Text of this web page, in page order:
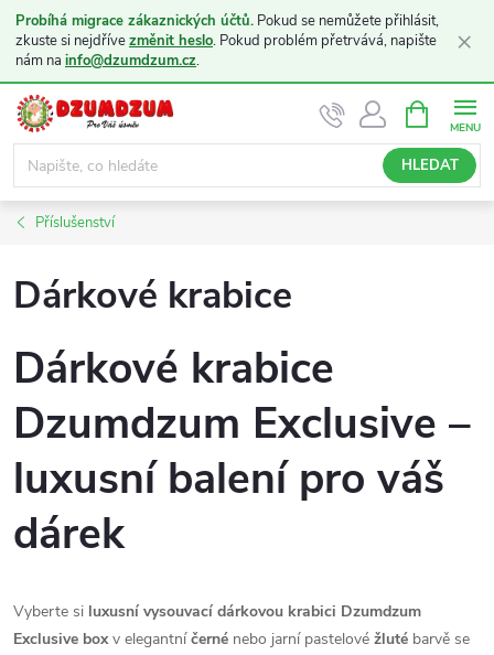
Probíhá migrace zákaznických účtů. Pokud se nemůžete přihlásit,
zkuste si nejdřívezměnit heslo. Pokud problém přetrvává, napište
nám na info@dzumdzum.cz.
×
Přejít
obsah
HLEDAT
NÁKUPNÍ
KOŠÍK
Příslušenství
Dárkové krabice
Dárkové krabice
Dzumdzum Exclusive –
luxusní balení pro váš
dárek
Vyberte si luxusní vysouvací dárkovou krabici Dzumdzum
Exclusive boxv elegantníčerné nebo jarní pastelové žluté barvě se